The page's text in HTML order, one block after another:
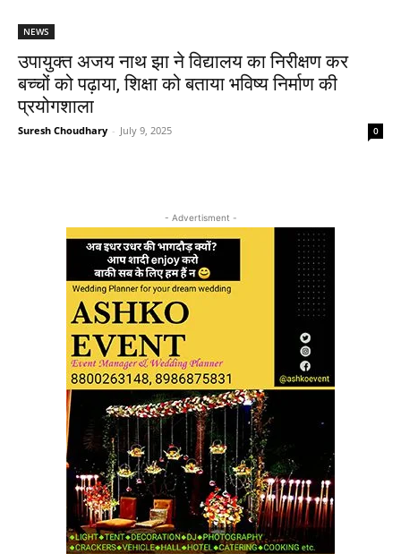
NEWS
उपायुक्त अजय नाथ झा ने विद्यालय का निरीक्षण कर
बच्चों को पढ़ाया, शिक्षा को बताया भविष्य निर्माण की
प्रयोगशाला
Suresh Choudhary - July 9, 2025 0
- Advertisment -